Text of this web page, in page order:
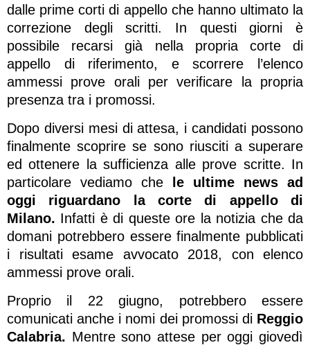
dalle prime corti di appello che hanno ultimato la
correzione degli scritti. In questi giorni è
possibile recarsi già nella propria corte di
appello di riferimento, e scorrere l’elenco
ammessi prove orali per verificare la propria
presenza tra i promossi.
Dopo diversi mesi di attesa, i candidati possono
finalmente scoprire se sono riusciti a superare
ed ottenere la sufficienza alle prove scritte. In
particolare vediamo che le ultime news ad
oggi riguardano la corte di appello di
Milano. Infatti è di queste ore la notizia che da
domani potrebbero essere finalmente pubblicati
i risultati esame avvocato 2018, con elenco
ammessi prove orali.
Proprio il 22 giugno, potrebbero essere
comunicati anche i nomi dei promossi di Reggio
Calabria. Mentre sono attese per oggi giovedì